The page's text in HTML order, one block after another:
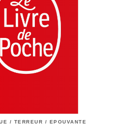
/ TERREUR / EPOUVANTE